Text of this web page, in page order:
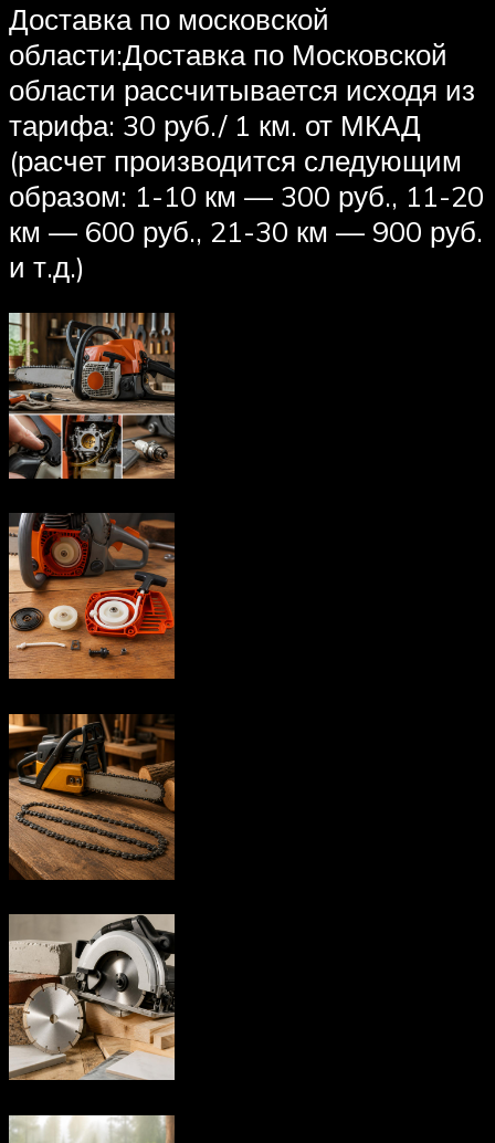
Доставка по московской
области:Доставка по Московской
области рассчитывается исходя из
тарифа: 30 руб./ 1 км. от МКАД
(расчет производится следующим
образом: 1-10 км — 300 руб., 11-20
км — 600 руб., 21-30 км — 900 руб.
и т.д.)